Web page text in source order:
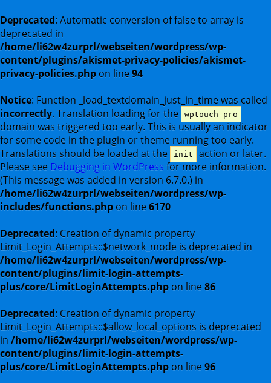
Deprecated: Automatic conversion of false to array is
deprecated in
/home/li62w4zurprl/webseiten/wordpress/wp-
content/plugins/akismet-privacy-policies/akismet-
privacy-policies.php on line94
Notice: Function _load_textdomain_just_in_time was called
incorrectly. Translation loading for the wptouch-pro
domain was triggered too early. This is usually an indicator
for some code in the plugin or theme running too early.
Translations should be loaded at the
init
action or later.
Please see Debugging in WordPress for more information.
(This message was added in version 6.7.0.) in
/home/li62w4zurprl/webseiten/wordpress/wp-
includes/functions.php on line6170
Deprecated: Creation of dynamic property
Limit_Login_Attempts::$network_mode is deprecated in
/home/li62w4zurprl/webseiten/wordpress/wp-
content/plugins/limit-login-attempts-
plus/core/LimitLoginAttempts.php on line86
Deprecated: Creation of dynamic property
Limit_Login_Attempts::$allow_local_options is deprecated
in /home/li62w4zurprl/webseiten/wordpress/wp-
content/plugins/limit-login-attempts-
plus/core/LimitLoginAttempts.php on line96